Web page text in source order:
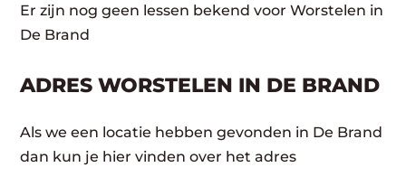
Er zijn nog geen lessen bekend voor Worstelen in
De Brand
ADRES WORSTELEN IN DE BRAND
Als we een locatie hebben gevonden in De Brand
dan kun je hier vinden over het adres